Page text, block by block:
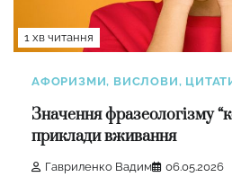
1 хв читання
АФОРИЗМИ, ВИСЛОВИ,
Значення фразеологізму
приклади вживання
Гавриленко Вадим 06.05.2026